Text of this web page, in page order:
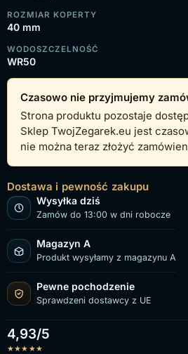
ROZMIAR KOPERTY
40 mm
WODOSZCZELNOŚĆ
WR50
Czasowo nie przyjmujemy
Strona produktu pozostaje
Sklep TwojZegarek.eu jest
nie można teraz złożyć
Dostawa i pewność zakupu
Wysyłka dziś
Zamów do 13:00 w dni robocze
Magazyn A
Produkt wysyłamy z magazynu A
Pewne pochodzenie
Sprawdzeni dostawcy z UE
4,93/5
★★★ ★★